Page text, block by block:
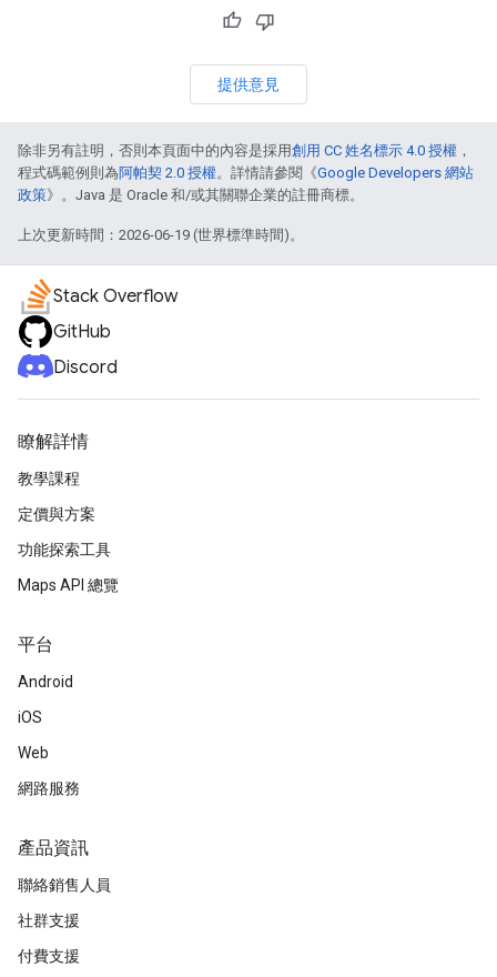
提供意見
除非另有註明，否則本頁面中的內容是採用創用 CC 姓名標示 4.0 授權 ，
程式碼範例則為阿帕契 2.0 授權。詳情請參閱《Google Developers 網站
政策》。Java 是 Oracle 和/或其關聯企業的註冊商標。
上次更新時間：2026-06-19 (世界標準時間)。
Stack Overflow
GitHub
Discord
瞭解詳情
教學課程
定價與方案
功能探索工具
Maps API 總覽
平台
Android
iOS
Web
網路服務
產品資訊
聯絡銷售人員
社群支援
付費支援